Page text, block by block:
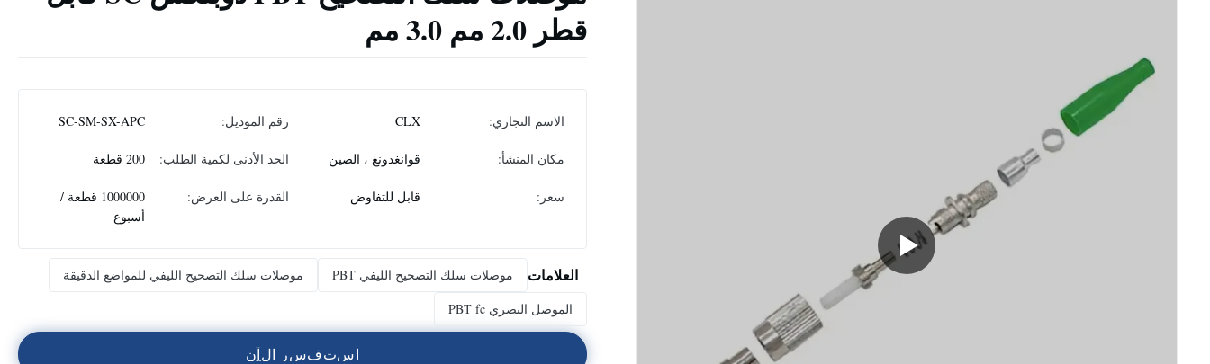
قطر 2.0 مم 3.0 مم
الاسم التجاري: CLX رقم الموديل: SC-SM-SX-APC
مكان المنشأ: قوانغدونغ ، الصين الحد الأدنى لكمية الطلب: 200 قطعة
سعر: قابل للتفاوض القدرة على العرض:
1000000 قطعة /
أسبوع
العلامات موصلات سلك التصحيح الليفي PBT
موصلات سلك التصحيح الليفي للمواضع الدقيقة
الموصل البصري PBT fc
استفسر الآن